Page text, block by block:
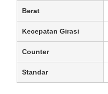
Berat
Kecepatan Girasi
Counter
Standar